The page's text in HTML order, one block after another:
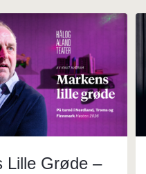
Lille Grøde –